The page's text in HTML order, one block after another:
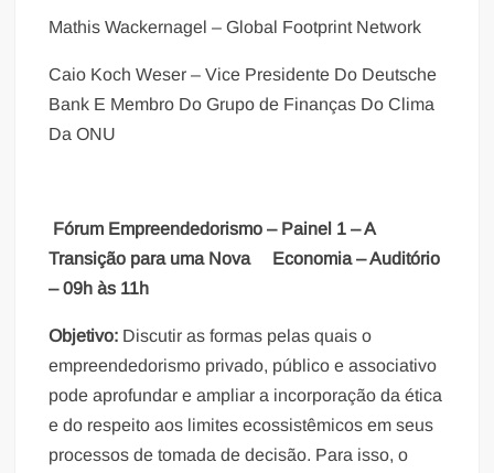
Mathis Wackernagel – Global Footprint Network
Caio Koch Weser – Vice Presidente Do Deutsche
Bank E Membro Do Grupo de Finanças Do Clima
Da ONU
Fórum Empreendedorismo – Painel 1 – A
Transição para uma Nova Economia – Auditório
– 09h às 11h
Objetivo: Discutir as formas pelas quais o
empreendedorismo privado, público e associativo
pode aprofundar e ampliar a incorporação da ética
e do respeito aos limites ecossistêmicos em seus
processos de tomada de decisão. Para isso, o